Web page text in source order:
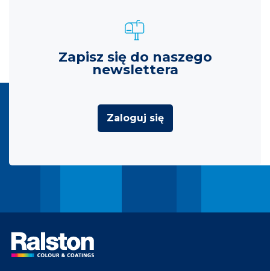
Zapisz się do naszego
newslettera
Zaloguj się